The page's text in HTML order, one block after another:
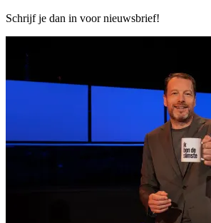
Schrijf je dan in voor nieuwsbrief!